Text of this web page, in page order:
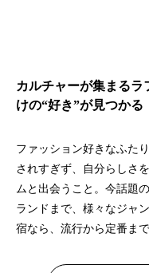
カルチャーが集まるラ
けの“好き”が見つかる
ファッション好きなふた
されすぎず、自分らしさ
ムと出会うこと。今話題
ランドまで、様々なジャ
宿なら、流行から定番ま